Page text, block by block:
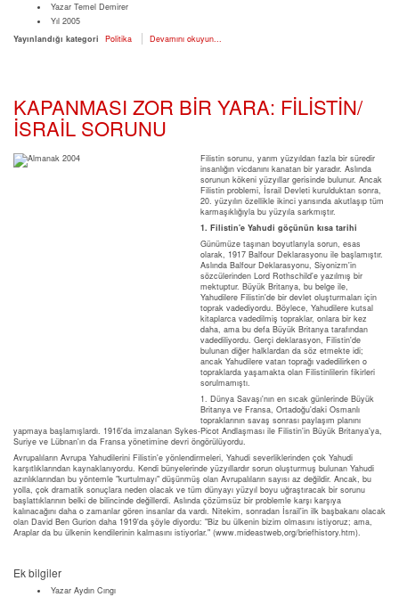
Yazar Temel Demirer
Yıl 2005
Yayınlandığı kategori
Politika Devamını okuyun...
KAPANMASI ZOR BİR YARA: FİLİSTİN/
İSRAİL SORUNU
Filistin sorunu, yarım yüzyıldan fazla bir süredir
insanlığın vicdanını kanatan bir yaradır. Aslında
sorunun kökeni yüzyıllar gerisinde bulunur. Ancak
Filistin problemi, İsrail Devleti kurulduktan sonra,
20. yüzyılın özellikle ikinci yarısında akutlaşıp tüm
karmaşıklığıyla bu yüzyıla sarkmıştır.
1. Filistin'e Yahudi göçünün kısa tarihi
Günümüze taşınan boyutlarıyla sorun, esas
olarak, 1917 Balfour Deklarasyonu ile başlamıştır.
Aslında Balfour Deklarasyonu, Siyonizm'in
sözcülerinden Lord Rothschild'e yazılmış bir
mektuptur. Büyük Britanya, bu belge ile,
Yahudilere Filistin'de bir devlet oluşturmaları için
toprak vadediyordu. Böylece, Yahudilere kutsal
kitaplarca vadedilmiş topraklar, onlara bir kez
daha, ama bu defa Büyük Britanya tarafından
vadediliyordu. Gerçi deklarasyon, Filistin'de
bulunan diğer halklardan da söz etmekte idi;
ancak Yahudilere vatan toprağı vadedilirken o
topraklarda yaşamakta olan Filistinlilerin fikirleri
sorulmamıştı.
1. Dünya Savaşı'nın en sıcak günlerinde Büyük
Britanya ve Fransa, Ortadoğu'daki Osmanlı
topraklarının savaş sonrası paylaşım planını
yapmaya başlamışlardı. 1916'da imzalanan Sykes-Picot Andlaşması ile Filistin'in Büyük Britanya'ya,
Suriye ve Lübnan'ın da Fransa yönetimine devri öngörülüyordu.
Avrupalıların Avrupa Yahudilerini Filistin'e yönlendirmeleri, Yahudi severliklerinden çok Yahudi
karşıtlıklarından kaynaklanıyordu. Kendi bünyelerinde yüzyıllardır sorun oluşturmuş bulunan Yahudi
azınlıklarından bu yöntemle "kurtulmayı" düşünmüş olan Avrupalıların sayısı az değildir. Ancak, bu
yolla, çok dramatik sonuçlara neden olacak ve tüm dünyayı yüzyıl boyu uğraştıracak bir sorunu
başlattıklarının belki de bilincinde değillerdi. Aslında çözümsüz bir problemle karşı karşıya
kalınacağını daha o zamanlar gören insanlar da vardı. Nitekim, sonradan İsrail'in ilk başbakanı olacak
olan David Ben Gurion daha 1919'da şöyle diyordu: "Biz bu ülkenin bizim olmasını istiyoruz; ama,
Araplar da bu ülkenin kendilerinin kalmasını istiyorlar." (www.mideastweb,org/briefhistory.htm).
Ek bilgiler
Yazar Aydın Cıngı